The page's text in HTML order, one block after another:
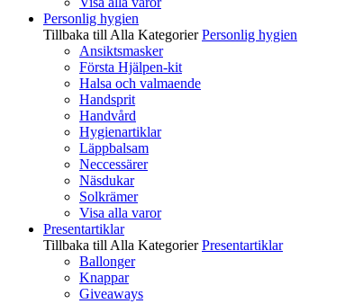
Personlig hygien
Tillbaka till Alla Kategorier Personlig hygien
Ansiktsmasker
Första Hjälpen-kit
Halsa och valmaende
Handsprit
Handvård
Hygienartiklar
Läppbalsam
Neccessärer
Näsdukar
Solkrämer
Visa alla varor
Presentartiklar
Tillbaka till Alla Kategorier Presentartiklar
Ballonger
Knappar
Giveaways